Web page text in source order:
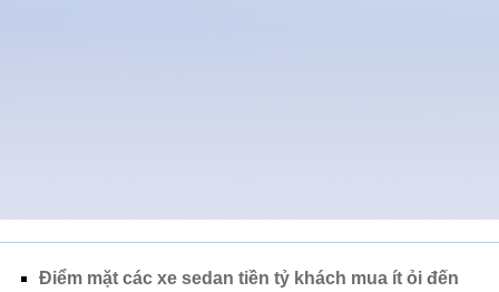
Điểm mặt các xe sedan tiền tỷ khách mua ít ỏi đến